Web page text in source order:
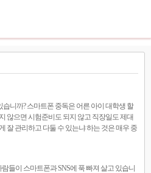
니까? 스마트폰 중독은 어른 아이 대학생 할
않으면 시험준비도 되지 않고 직장일도 제대
잘 관리하고 다둘 수 있는냐 하는 것은 매우 중
들이 스마트폰과 SNS에 푹 빠져 살고 있습니